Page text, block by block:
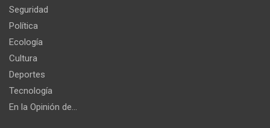
Seguridad
Política
Ecología
Cultura
Deportes
Tecnología
En la Opinión de…